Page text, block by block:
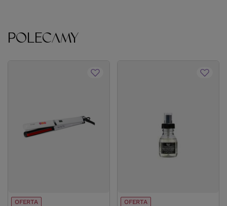
POLECAMY
OFERTA